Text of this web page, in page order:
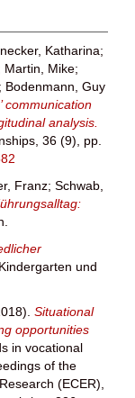
Katharina;
Martin, Mike;
; Bodenmann, Guy
communication
analysis.
36 (9), pp.
Franz; Schwab,
und
Situational
opportunities
in vocational
of the
(ECER),